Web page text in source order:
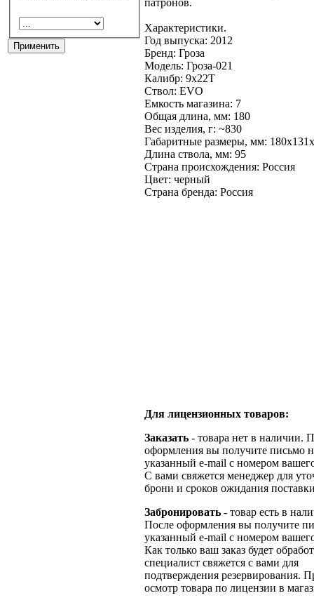
Характеристики.
Год выпуска: 2012
Бренд: Гроза
Модель: Гроза-021
Калибр: 9x22T
Ствол: EVO
Емкость магазина: 7
Общая длина, мм: 180
Вес изделия, г: ~830
Габаритные размеры, мм:
Длина ствола, мм: 95
Страна происхождения: Россия
Цвет: черный
Страна бренда: Россия
Для лицензионных товаров:
Заказать - товара нет в наличии.
оформления вы получите письмо
указанный e-mail с номером
С вами свяжется менеджер для
брони и сроков ожидания
Забронировать - товар есть в
После оформления вы получите
указанный e-mail с номером
Как только ваш заказ будет
специалист свяжется с вами для
подтверждения резервирования.
осмотр товара по лицензии в